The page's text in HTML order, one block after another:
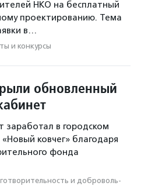
НКО на бесплатный
проектированию. Тема
в…
и конкурсы
обновленный
заработал в городском
ковчег» благодаря
фонда
и доброволь­